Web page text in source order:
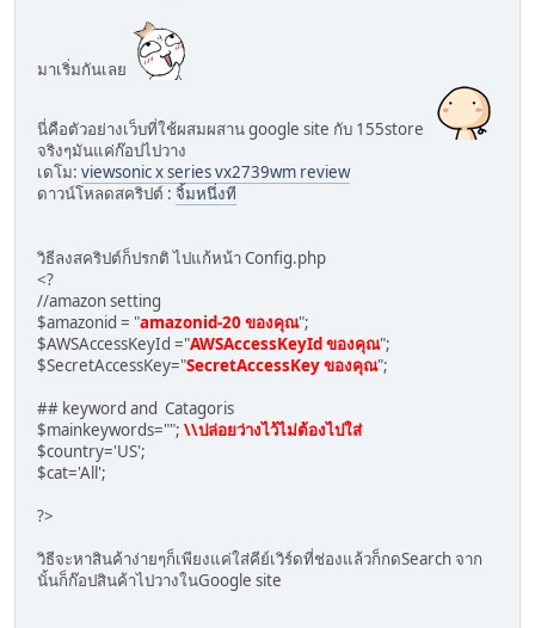
มาเริ่มกันเลย
นี่คือตัวอย่างเว็บที่ใช้ผสมผสาน google site กับ 155store
จริงๆมันแค่ก๊อปไปวาง
เดโม: viewsonic x series vx2739wm review
ดาวน์โหลดสคริปต์ : จิ้มหนึ่งที
วิธีลงสคริปต์ก็ปรกติ ไปแก้หน้า Config.php
<?
//amazon setting
$amazonid = "amazonid-20 ของคุณ";
$AWSAccessKeyId ="AWSAccessKeyId ของคุณ";
$SecretAccessKey="SecretAccessKey ของคุณ";
## keyword and Catagoris
$mainkeywords=""; \\ปล่อยว่างไว้ไม่ต้องไปใส่
$country='US';
$cat='All';
?>
วิธีจะหาสินค้าง่ายๆก็เพียงแค่ใส่คีย์เวิร์ดที่ช่องแล้วก็กดSearch จาก
นั้นก็ก๊อปสินค้าไปวางในGoogle site